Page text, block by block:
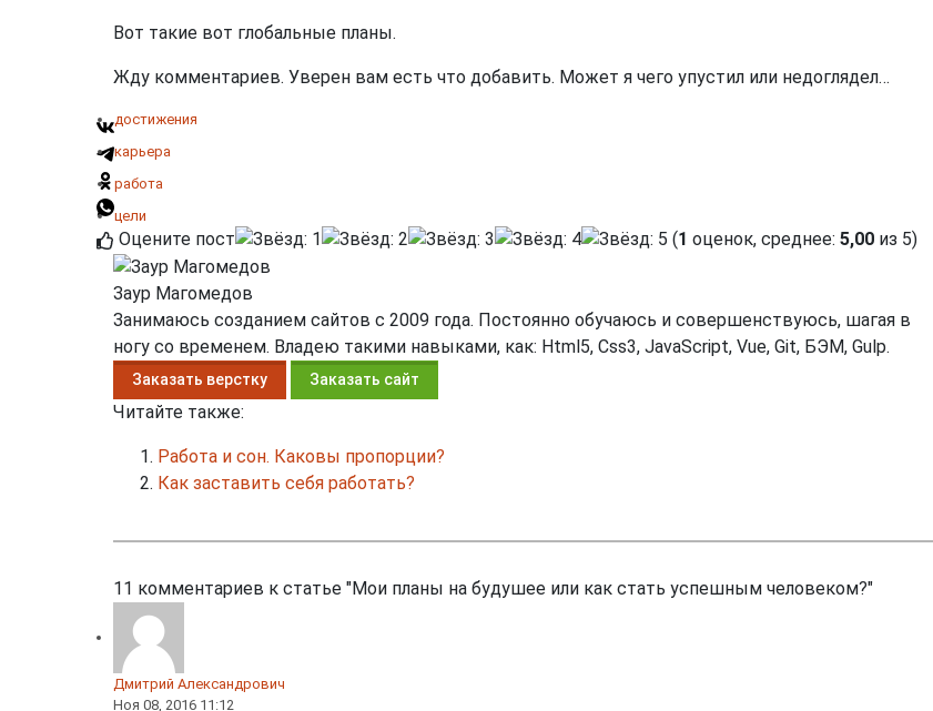
Вот такие вот глобальные планы.
Жду комментариев. Уверен вам есть что добавить. Может я чего упустил или недоглядел…
достижения
карьера
работа
цели
Оцените пост (1 оценок, среднее: 5,00 из 5)
Заур Магомедов
Занимаюсь созданием сайтов с 2009 года. Постоянно обучаюсь и совершенствуюсь, шагая в
ногу со временем. Владею такими навыками, как: Html5, Css3, JavaScript, Vue, Git, БЭМ, Gulp.
Заказать верстку Заказать сайт
Читайте также:
Работа и сон. Каковы пропорции?
Как заставить себя работать?
11 комментариев к статье "Мои планы на будушее или как стать успешным человеком?"
Дмитрий Александрович
Ноя 08, 2016 11:12